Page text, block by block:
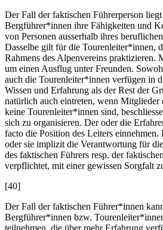
Der Fall der faktischen Führerperson
Bergführer*innen ihre Fähigkeiten und
von Personen ausserhalb ihres
Dasselbe gilt für die Tourenleiter*innen,
Rahmens des Alpenvereins praktizieren.
um einen Ausflug unter Freunden.
auch die Tourenleiter*innen verfügen in
Wissen und Erfahrung als der Rest der
natürlich auch eintreten, wenn Mitglieder
keine Tourenleiter*innen sind,
sich zu organisieren. Der oder die
facto die Position des Leiters
oder sie implizit die Verantwortung für
des faktischen Führers resp. der
verpflichtet, mit einer gewissen Sorgfalt
[40]
Der Fall der faktischen Führer*innen
Bergführer*innen bzw.
teilnehmen, die über mehr Erfahrung